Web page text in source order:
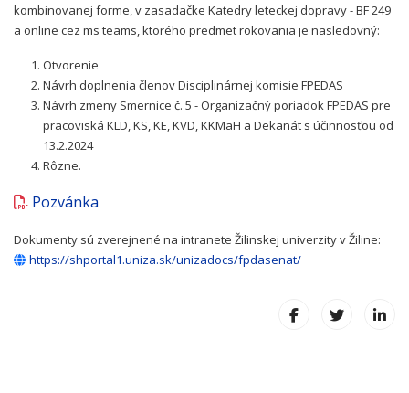
kombinovanej forme, v zasadačke Katedry leteckej dopravy - BF 249
a online cez ms teams, ktorého predmet rokovania je nasledovný:
Otvorenie
Návrh doplnenia členov Disciplinárnej komisie FPEDAS
Návrh zmeny Smernice č. 5 - Organizačný poriadok FPEDAS pre
pracoviská KLD, KS, KE, KVD, KKMaH a Dekanát s účinnosťou od
13.2.2024
Rôzne.
Pozvánka
Dokumenty sú zverejnené na intranete Žilinskej univerzity v Žiline:
https://shportal1.uniza.sk/unizadocs/fpdasenat/